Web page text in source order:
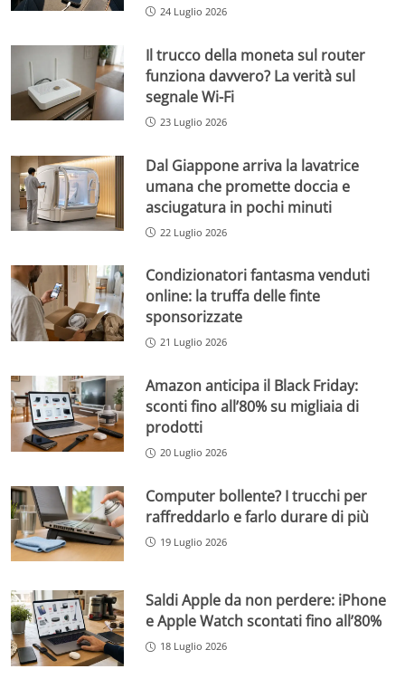
24 Luglio 2026
Il trucco della moneta sul router
funziona davvero? La verità sul
segnale Wi-Fi
23 Luglio 2026
Dal Giappone arriva la lavatrice
umana che promette doccia e
asciugatura in pochi minuti
22 Luglio 2026
Condizionatori fantasma venduti
online: la truffa delle finte
sponsorizzate
21 Luglio 2026
Amazon anticipa il Black Friday:
sconti fino all’80% su migliaia di
prodotti
20 Luglio 2026
Computer bollente? I trucchi per
raffreddarlo e farlo durare di più
19 Luglio 2026
Saldi Apple da non perdere: iPhone
e Apple Watch scontati fino all’80%
18 Luglio 2026